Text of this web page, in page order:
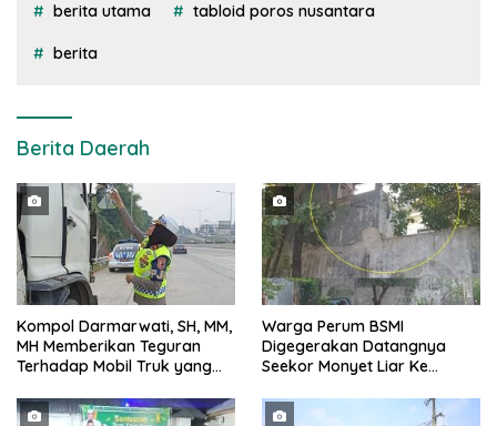
berita utama tabloid poros nusantara
berita
Berita Daerah
Kompol Darmarwati, SH, MM,
MH Memberikan Teguran
Terhadap Mobil Truk yang
Tanggerang Kota
Warga Perum BSMI
Digegerakan Datangnya
Seekor Monyet Liar Ke